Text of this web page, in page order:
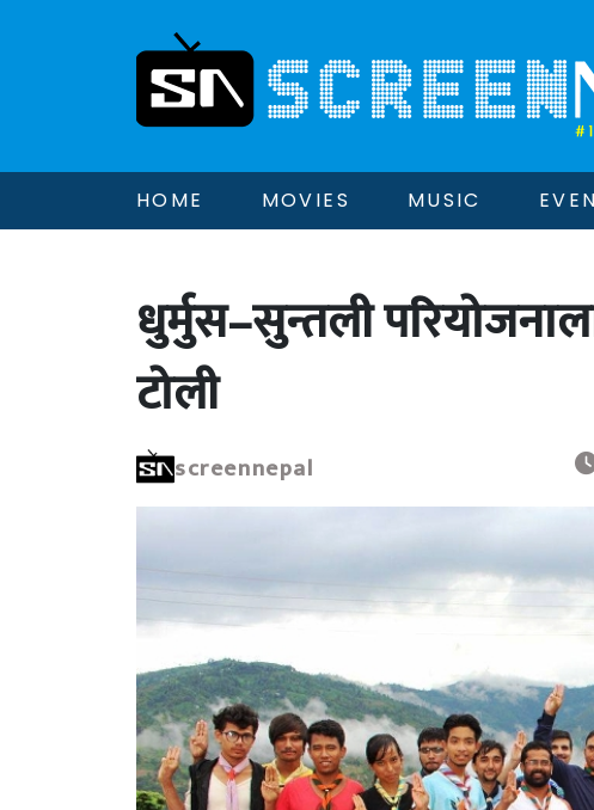
HOME MOVIES MUSIC
धुर्मुस–सुन्तली
टोली
screennepal